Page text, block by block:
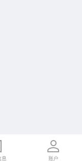
息 账户